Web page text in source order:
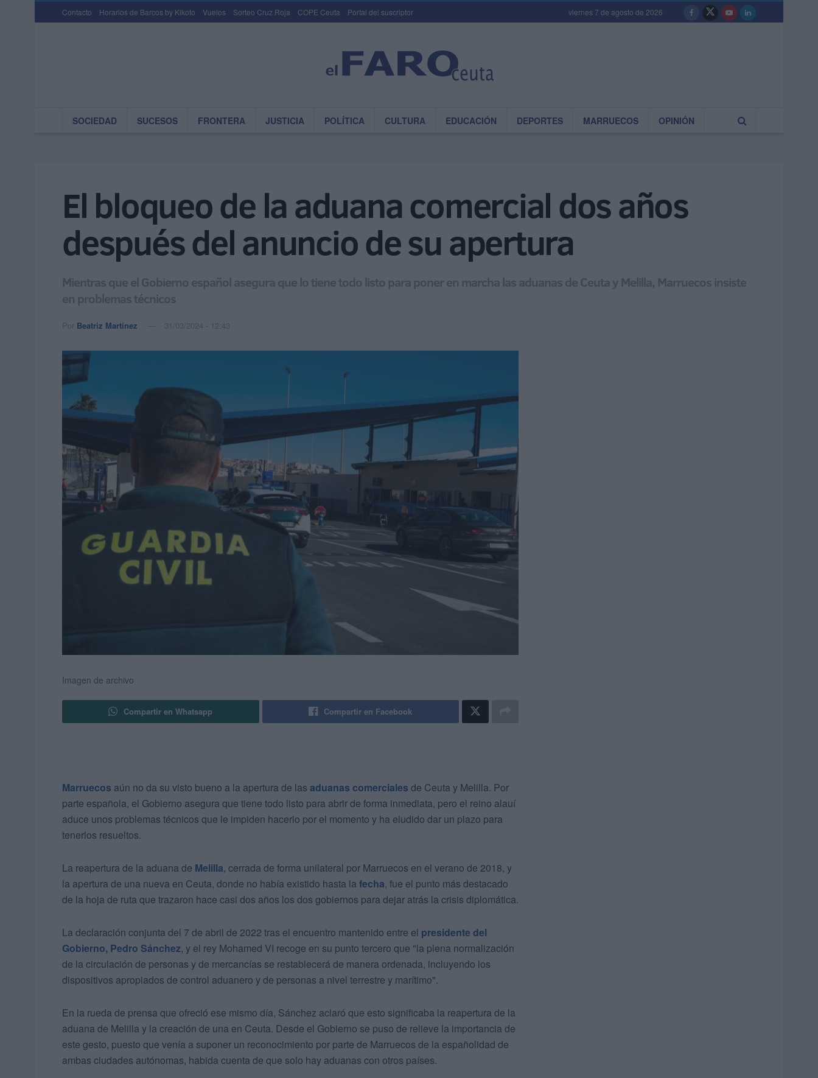
Contacto Horarios de Barcos by Kikoto Vuelos Sorteo Cruz Roja COPE Ceuta Portal del suscriptor viernes 7 de agosto de 2026
SOCIEDAD SUCESOS FRONTERA JUSTICIA POLÍTICA CULTURA EDUCACIÓN DEPORTES MARRUECOS OPINIÓN
El bloqueo de la aduana comercial dos años
después del anuncio de su apertura
Mientras que el Gobierno español asegura que lo tiene todo listo para poner en marcha las aduanas de Ceuta y Melilla, Marruecos insiste
en problemas técnicos
Por Beatriz Martínez 31/03/2024 - 12:43
Imagen de archivo
Compartir en Whatsapp Compartir en Facebook
Marruecos aún no da su visto bueno a la apertura de las aduanas comerciales de Ceuta y Melilla. Por
parte española, el Gobierno asegura que tiene todo listo para abrir de forma inmediata, pero el reino alauí
aduce unos problemas técnicos que le impiden hacerlo por el momento y ha eludido dar un plazo para
tenerlos resueltos.
La reapertura de la aduana de Melilla, cerrada de forma unilateral por Marruecos en el verano de 2018, y
la apertura de una nueva en Ceuta, donde no había existido hasta la fecha, fue el punto más destacado
de la hoja de ruta que trazaron hace casi dos años los dos gobiernos para dejar atrás la crisis diplomática.
La declaración conjunta del 7 de abril de 2022 tras el encuentro mantenido entre el presidente del
Gobierno, Pedro Sánchez, y el rey Mohamed VI recoge en su punto tercero que "la plena normalización
de la circulación de personas y de mercancías se restablecerá de manera ordenada, incluyendo los
dispositivos apropiados de control aduanero y de personas a nivel terrestre y marítimo".
En la rueda de prensa que ofreció ese mismo día, Sánchez aclaró que esto significaba la reapertura de la
aduana de Melilla y la creación de una en Ceuta. Desde el Gobierno se puso de relieve la importancia de
este gesto, puesto que venía a suponer un reconocimiento por parte de Marruecos de la españolidad de
ambas ciudades autónomas, habida cuenta de que solo hay aduanas con otros países.